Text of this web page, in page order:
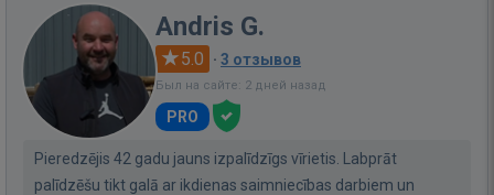
Andris G.
5.0 · 3 отзывов
Был на сайте: 2 дней назад
PRO
Pieredzējis 42 gadu jauns izpalīdzīgs vīrietis. Labprāt
palīdzēšu tikt galā ar ikdienas saimniecības darbiem un